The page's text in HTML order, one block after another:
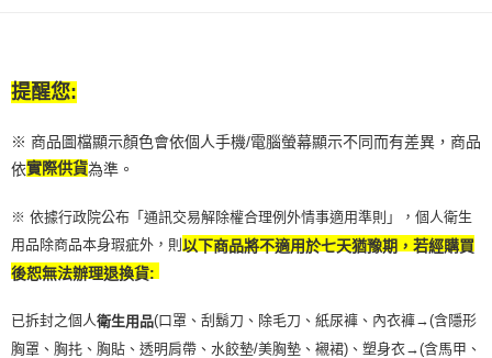
５．嚴禁一人註冊多個帳號或使用他人資訊註冊。若發現惡意使用之情形，
恩沛科技股份有限公司將有權停止該用戶之使用額度並採取法律行動。
提醒您:
※ 商品圖檔顯示顏色會依個人手機/電腦螢幕顯示不同而有差異，商品
依實際供貨為準。
※ 依據行政院公布「通訊交易解除權合理例外情事適用準則」，個人衛生
用品除商品本身瑕疵外，則以下商品將不適用於七天猶豫期，若經購買
後恕無法辦理退換貨:
已拆封之個人衛生用品(口罩、刮鬍刀、除毛刀、紙尿褲、內衣褲→(含隱形
胸罩、胸扥、胸貼、透明肩帶、水餃墊/美胸墊、襯裙)、塑身衣→(含馬甲、